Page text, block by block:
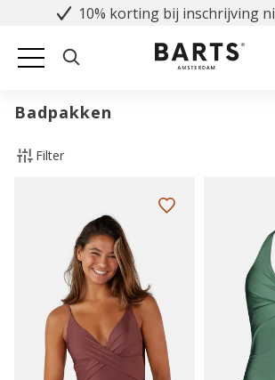
10% korting bij inschrijving
Badpakken
Filter